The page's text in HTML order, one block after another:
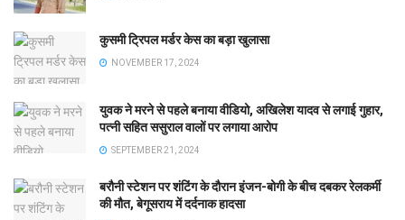
कुसमी ट्रिपल मर्डर केस का बड़ा खुलासा
NOVEMBER 17, 2024
युवक ने मरने से पहले बनाया वीडियो, अखिलेश यादव से लगाई गुहार,
पत्नी सहित ससुराल वालों पर लगाया आरोप
SEPTEMBER 21, 2024
बरौनी स्टेशन पर शंटिंग के दौरान इंजन-बोगी के बीच दबकर रेलकर्मी
की मौत, बेगूसराय में दर्दनाक हादसा